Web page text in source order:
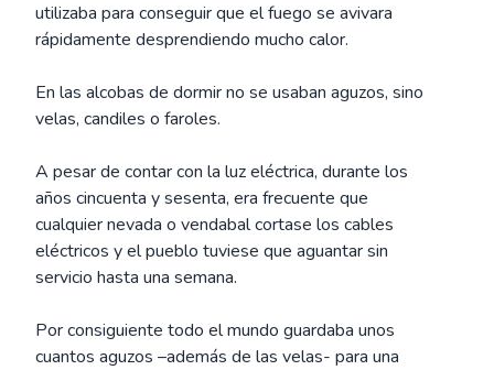
utilizaba para conseguir que el fuego se avivara
rápidamente desprendiendo mucho calor.
En las alcobas de dormir no se usaban aguzos, sino
velas, candiles o faroles.
A pesar de contar con la luz eléctrica, durante los
años cincuenta y sesenta, era frecuente que
cualquier nevada o vendabal cortase los cables
eléctricos y el pueblo tuviese que aguantar sin
servicio hasta una semana.
Por consiguiente todo el mundo guardaba unos
cuantos aguzos –además de las velas- para una